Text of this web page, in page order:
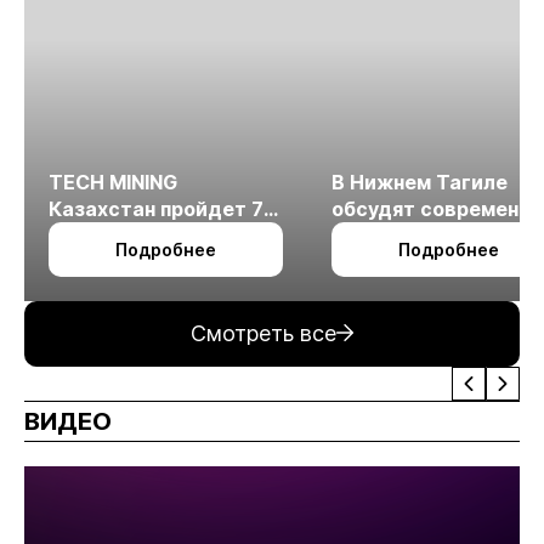
TECH MINING
Казахстан пройдет 7
октября в Алматы
Подробнее
В Нижнем Тагиле
обсудят
технологии
измельчения
Подробнее
Смотреть все
ВИДЕО